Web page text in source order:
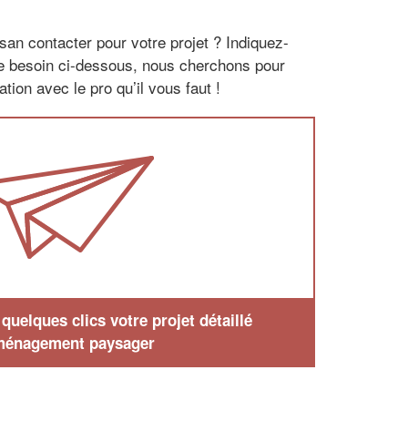
contacter pour votre projet ? Indiquez-
besoin ci-dessous, nous cherchons pour
avec le pro qu’il vous faut !
clics votre projet détaillé
paysager